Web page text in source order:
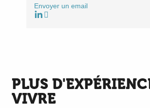
Envoyer un email
PLUS
VIVRE